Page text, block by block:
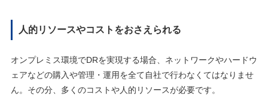
人的リソースやコストをおさえられる
オンプレミス環境でDRを実現する場合、ネットワークやハードウ
ェアなどの購入や管理・運用を全て自社で行わなくてはなりませ
ん。その分、多くのコストや人的リソースが必要です。